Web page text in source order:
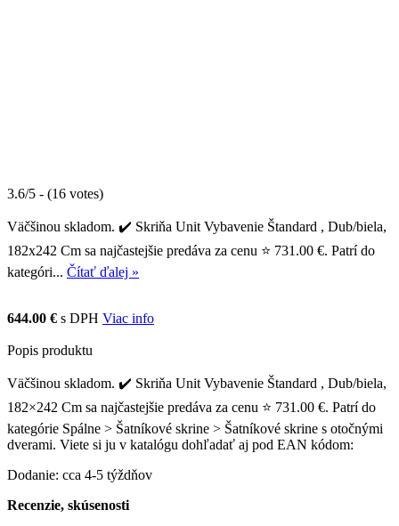
3.6/5 - (16 votes)
Väčšinou skladom. ✔️ Skriňa Unit Vybavenie Štandard , Dub/biela,
182x242 Cm sa najčastejšie predáva za cenu ⭐ 731.00 €. Patrí do
kategóri... Čítať ďalej »
644.00 € s DPH Viac info
Popis produktu
Väčšinou skladom. ✔️ Skriňa Unit Vybavenie Štandard , Dub/biela,
182×242 Cm sa najčastejšie predáva za cenu ⭐ 731.00 €. Patrí do
kategórie Spálne > Šatníkové skrine > Šatníkové skrine s otočnými
dverami. Viete si ju v katalógu dohľadať aj pod EAN kódom:
Dodanie: cca 4-5 týždňov
Recenzie, skúsenosti